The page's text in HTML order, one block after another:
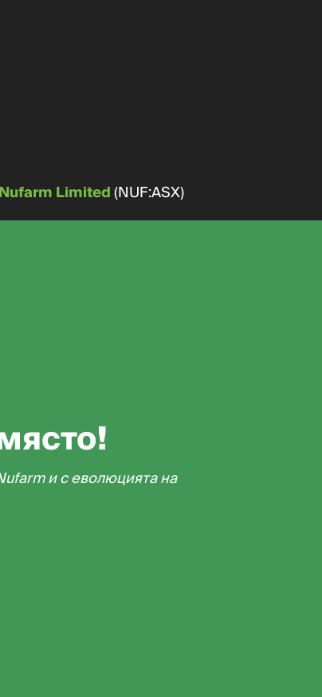
Nufarm Limited(NUF:ASX)
и с еволюцията на